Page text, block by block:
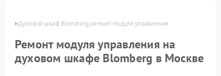
Духовой шкаф Blomberg ремонт модуля управления
Ремонт модуля управления на
духовом шкафе Blomberg в Москве